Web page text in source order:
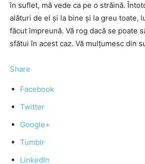
în suflet, mă vede ca pe o străină.
alături de el și la bine și la greu toate,
făcut împreună. Vă rog dacă se poate
sfătui în acest caz. Vă mulțumesc din
Share
Facebook
Twitter
Google+
Tumblr
LinkedIn